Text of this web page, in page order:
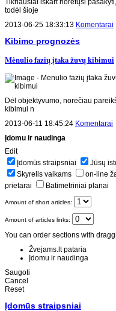
Tikriausiai iškart norėtųsi
todėl šioje
2013-06-25 18:33:13 Komentarai
Kibimo prognozės
Mėnulio fazių įtaka žuvų kibimui
Dėl objektyvumo, norėčiau
kibimui n
2013-06-11 18:45:24 Komentarai
Įdomu ir naudinga
Edit
Įdomūs straipsniai
Jūsų
Skyrelis vaikams
on-line
prietarai
Batimetriniai planai
Amount of short articles:
Amount of articles links:
You can order sections with
Žvejams.lt pataria
Įdomu ir naudinga
Saugoti
Cancel
Reset
Įdomūs straipsniai